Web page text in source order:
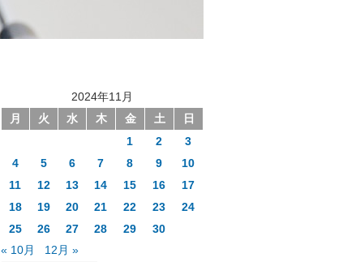
2024年11月
月
火 水 木 金 土
日
1
2
3
4
5 6 7 8 9
10
11
12 13 14 15 16
17
18
19 20 21 22 23
24
25
26 27 28 29
30
« 10月
12月 »